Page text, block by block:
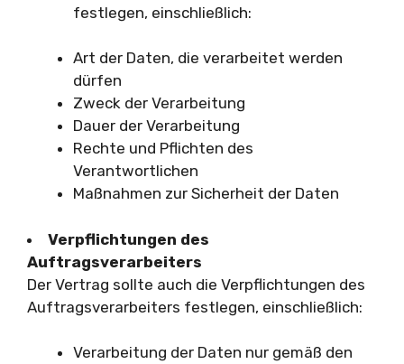
festlegen, einschließlich:
Art der Daten, die verarbeitet werden
dürfen
Zweck der Verarbeitung
Dauer der Verarbeitung
Rechte und Pflichten des
Verantwortlichen
Maßnahmen zur Sicherheit der Daten
Verpflichtungen des
Auftragsverarbeiters
Der Vertrag sollte auch die Verpflichtungen des
Auftragsverarbeiters festlegen, einschließlich:
Verarbeitung der Daten nur gemäß den